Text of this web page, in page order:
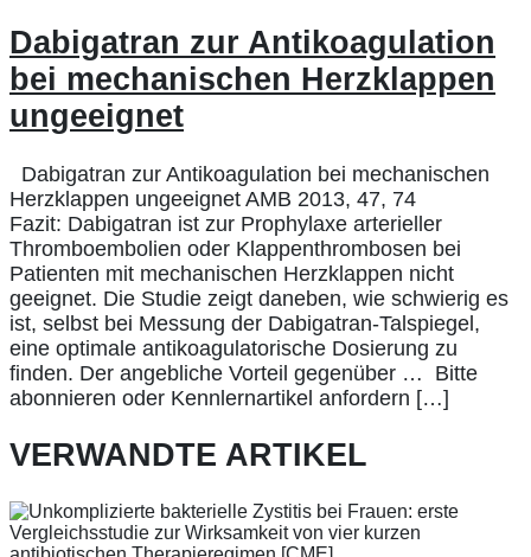
Dabigatran zur Antikoagulation
bei mechanischen Herzklappen
ungeeignet
Dabigatran zur Antikoagulation bei mechanischen
Herzklappen ungeeignet AMB 2013, 47, 74
Fazit: Dabigatran ist zur Prophylaxe arterieller
Thromboembolien oder Klappenthrombosen bei
Patienten mit mechanischen Herzklappen nicht
geeignet. Die Studie zeigt daneben, wie schwierig es
ist, selbst bei Messung der Dabigatran-Talspiegel,
eine optimale antikoagulatorische Dosierung zu
finden. Der angebliche Vorteil gegenüber … Bitte
abonnieren oder Kennlernartikel anfordern […]
VERWANDTE ARTIKEL